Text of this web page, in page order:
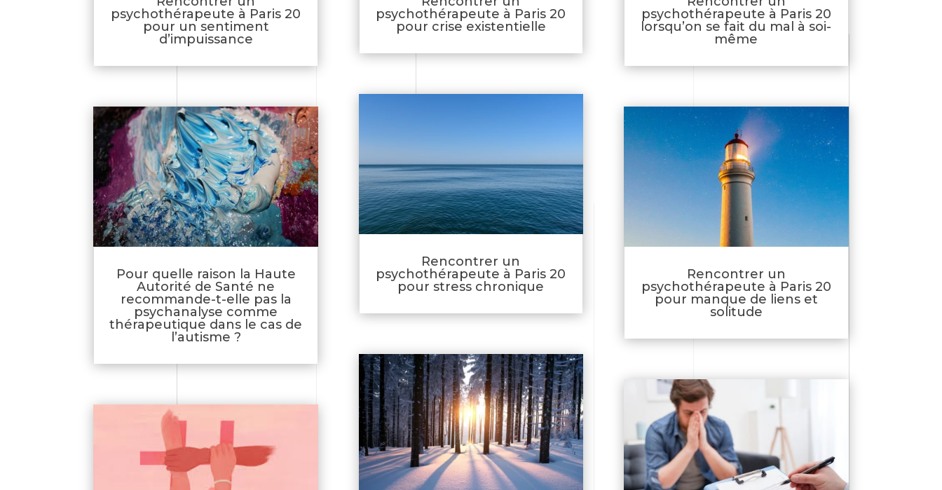
psychothérapeute à Paris 20
pour un sentiment
d’impuissance
Pour quelle raison la Haute
Autorité de Santé ne
recommande-t-elle pas la
psychanalyse comme
thérapeutique dans le cas de
l’autisme ?
psychothérapeute à Paris 20
pour crise existentielle
Rencontrer un
psychothérapeute à Paris 20
pour stress chronique
psychothérapeute à Paris 20
lorsqu’on se fait du mal à soi-
même
Rencontrer un
psychothérapeute à Paris 20
pour manque de liens et
solitude